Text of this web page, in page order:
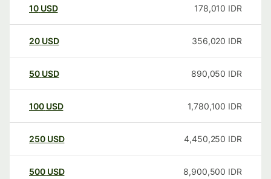
10 USD 178,010 IDR
20 USD 356,020 IDR
50 USD 890,050 IDR
100 USD 1,780,100 IDR
250 USD 4,450,250 IDR
500 USD 8,900,500 IDR